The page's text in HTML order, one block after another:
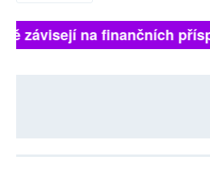
závisejí na finančních